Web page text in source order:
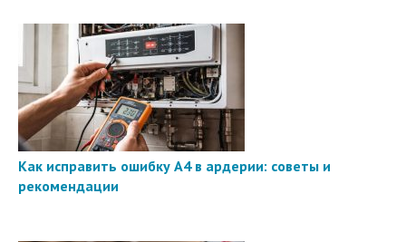
Как исправить ошибку A4 в ардерии: советы и
рекомендации